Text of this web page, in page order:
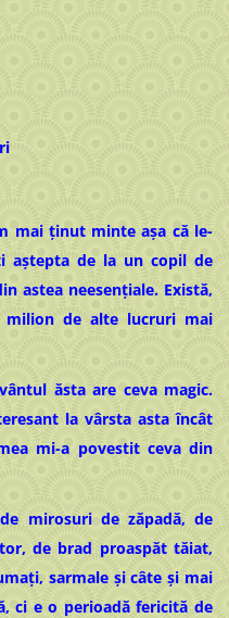
mai ținut minte așa că le-
aștepta de la un copil de
astea neesențiale. Există,
de alte lucruri mai
ăsta are ceva magic.
la vârsta asta încât
mi-a povestit ceva din
mirosuri de zăpadă, de
de brad proaspăt tăiat,
sarmale și câte și mai
ci e o perioadă fericită de